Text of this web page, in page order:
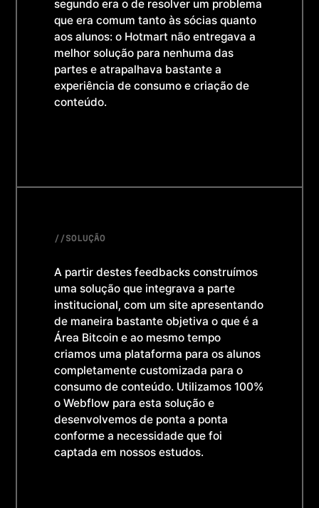
segundo era o de resolver um problema
que era comum tanto às sócias quanto
aos alunos: o Hotmart não entregava a
melhor solução para nenhuma das
partes e atrapalhava bastante a
experiência de consumo e criação de
conteúdo.
//SOLUÇÃO
A partir destes feedbacks construímos
uma solução que integrava a parte
institucional, com um site apresentando
de maneira bastante objetiva o que é a
Área Bitcoin e ao mesmo tempo
criamos uma plataforma para os alunos
completamente customizada para o
consumo de conteúdo. Utilizamos 100%
o Webflow para esta solução e
desenvolvemos de ponta a ponta
conforme a necessidade que foi
captada em nossos estudos.